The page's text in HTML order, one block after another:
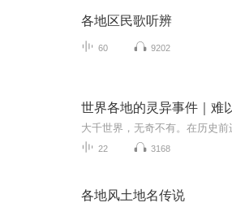
各地区民歌听辨
60 9202
世界各地的灵异事件｜难
22 3168
各地风土地名传说